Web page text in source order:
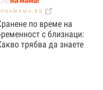
по време на
с близнаци:
трябва да знаете